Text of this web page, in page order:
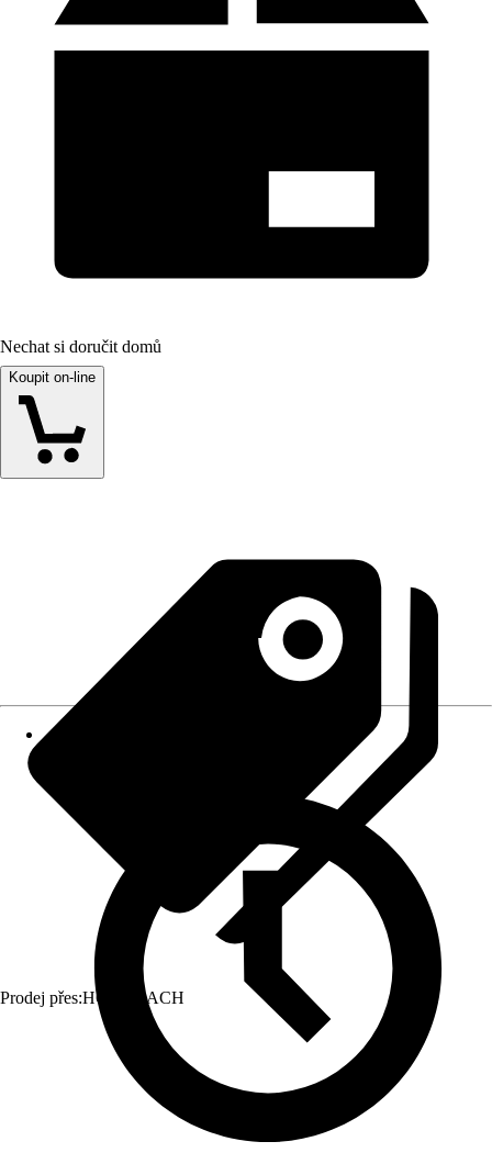
Nechat si doručit domů
Koupit on-line
Prodej přes:HORNBACH